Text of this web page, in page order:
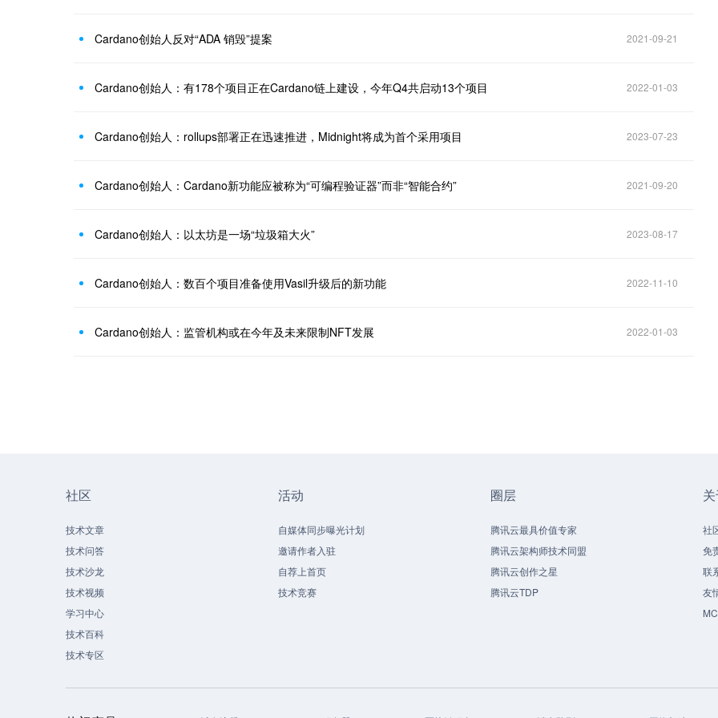
Cardano创始人反对“ADA 销毁”提案 2021-09-21
Cardano创始人：有178个项目正在Cardano链上建设，今年Q4共启动13个项目 2022-01-03
Cardano创始人：rollups部署正在迅速推进，Midnight将成为首个采用项目 2023-07-23
Cardano创始人：Cardano新功能应被称为“可编程验证器”而非“智能合约” 2021-09-20
Cardano创始人：以太坊是一场“垃圾箱大火” 2023-08-17
Cardano创始人：数百个项目准备使用Vasil升级后的新功能 2022-11-10
Cardano创始人：监管机构或在今年及未来限制NFT发展 2022-01-03
社区
技术文章
技术问答
技术沙龙
技术视频
学习中心
技术百科
技术专区
活动
自媒体同步曝光计划
邀请作者入驻
自荐上首页
技术竞赛
圈层
腾讯云最具价值专家
腾讯云架构师技术同盟
腾讯云创作之星
腾讯云TDP
社
免
联
友